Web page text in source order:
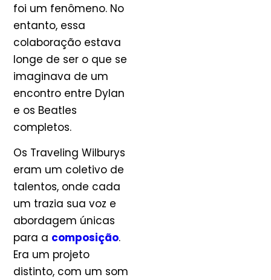
foi um fenômeno. No
entanto, essa
colaboração estava
longe de ser o que se
imaginava de um
encontro entre Dylan
e os Beatles
completos.
Os Traveling Wilburys
eram um coletivo de
talentos, onde cada
um trazia sua voz e
abordagem únicas
para a composição.
Era um projeto
distinto, com um som